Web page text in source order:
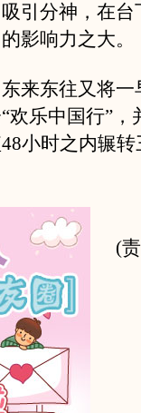
引分神，在台
影响力之大。
东往又将一
乐中国行”，
小时之内辗
(